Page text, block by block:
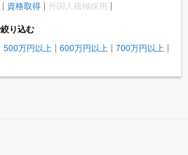
資格取得 外国人積極採用
り込む
500万円以上 600万円以上
700万円以上